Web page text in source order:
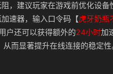
，建议玩家在游戏前优化设备
速器，输入口令码【虎牙奶瓶
户还可以获得额外的24小时加
而显著提升在线连接的稳定性